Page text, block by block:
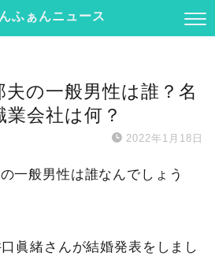
ふぁんニュース
の一般男性は誰？名
会社は何？
2022年1月18日
一般男性は誰なんでしょう
眞緒さんが結婚発表をしまし